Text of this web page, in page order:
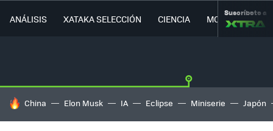
ANÁLISIS XATAKA SELECCIÓN CIENCIA MOVILIDAD
Suscríbete a
HOY SE HABLA DE
China Elon Musk IA Eclipse Miniserie Japón